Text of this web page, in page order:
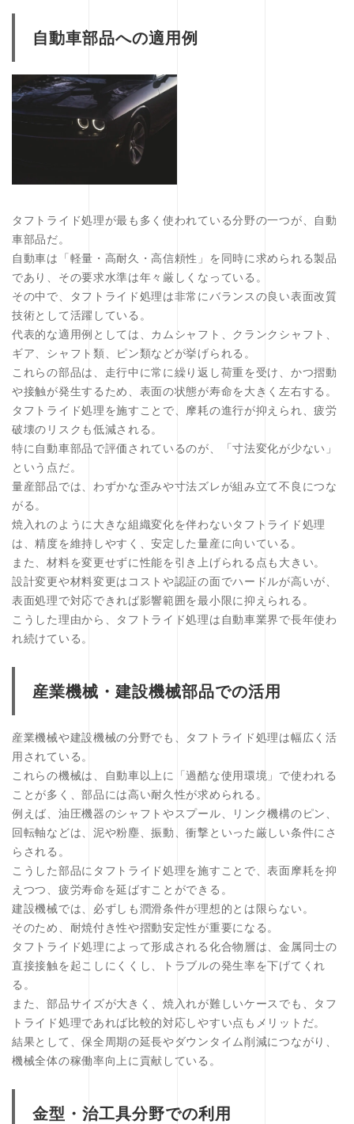
自動車部品への適用例
タフトライド処理が最も多く使われている分野の一つが、自動
車部品だ。
自動車は「軽量・高耐久・高信頼性」を同時に求められる製品
であり、その要求水準は年々厳しくなっている。
その中で、タフトライド処理は非常にバランスの良い表面改質
技術として活躍している。
代表的な適用例としては、カムシャフト、クランクシャフト、
ギア、シャフト類、ピン類などが挙げられる。
これらの部品は、走行中に常に繰り返し荷重を受け、かつ摺動
や接触が発生するため、表面の状態が寿命を大きく左右する。
タフトライド処理を施すことで、摩耗の進行が抑えられ、疲労
破壊のリスクも低減される。
特に自動車部品で評価されているのが、「寸法変化が少ない」
という点だ。
量産部品では、わずかな歪みや寸法ズレが組み立て不良につな
がる。
焼入れのように大きな組織変化を伴わないタフトライド処理
は、精度を維持しやすく、安定した量産に向いている。
また、材料を変更せずに性能を引き上げられる点も大きい。
設計変更や材料変更はコストや認証の面でハードルが高いが、
表面処理で対応できれば影響範囲を最小限に抑えられる。
こうした理由から、タフトライド処理は自動車業界で長年使わ
れ続けている。
産業機械・建設機械部品での活用
産業機械や建設機械の分野でも、タフトライド処理は幅広く活
用されている。
これらの機械は、自動車以上に「過酷な使用環境」で使われる
ことが多く、部品には高い耐久性が求められる。
例えば、油圧機器のシャフトやスプール、リンク機構のピン、
回転軸などは、泥や粉塵、振動、衝撃といった厳しい条件にさ
らされる。
こうした部品にタフトライド処理を施すことで、表面摩耗を抑
えつつ、疲労寿命を延ばすことができる。
建設機械では、必ずしも潤滑条件が理想的とは限らない。
そのため、耐焼付き性や摺動安定性が重要になる。
タフトライド処理によって形成される化合物層は、金属同士の
直接接触を起こしにくくし、トラブルの発生率を下げてくれ
る。
また、部品サイズが大きく、焼入れが難しいケースでも、タフ
トライド処理であれば比較的対応しやすい点もメリットだ。
結果として、保全周期の延長やダウンタイム削減につながり、
機械全体の稼働率向上に貢献している。
金型・治工具分野での利用